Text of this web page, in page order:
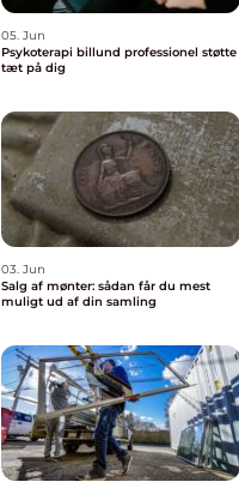
05. Jun
Psykoterapi billund professionel støtte
tæt på dig
03. Jun
Salg af mønter: sådan får du mest
muligt ud af din samling